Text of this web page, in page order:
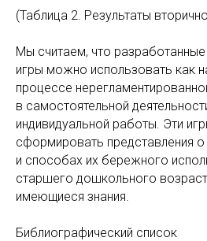
(Таблица 2. Результаты
Мы считаем, что разработанные
игры можно использовать как
процессе
в самостоятельной
индивидуальной работы. Эти
сформировать представления
и способах их бережного
старшего дошкольного
имеющиеся знания.
Библиографический список